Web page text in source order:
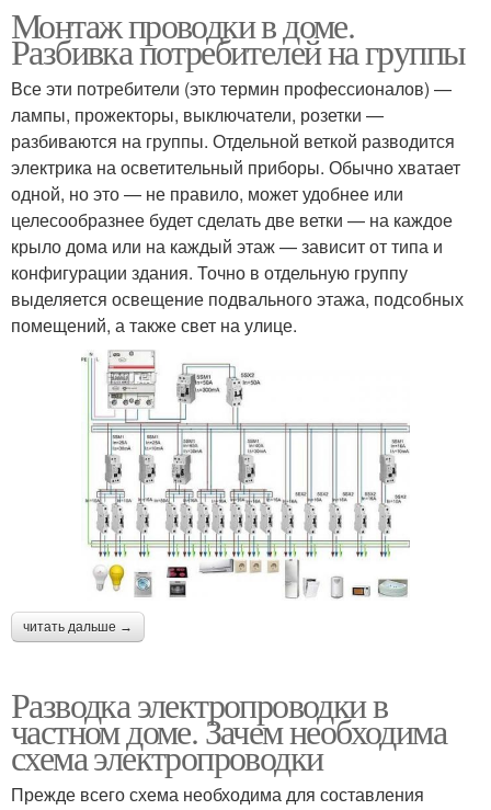
Монтаж проводки в доме.
Разбивка потребителей на группы
Все эти потребители (это термин профессионалов) —
лампы, прожекторы, выключатели, розетки —
разбиваются на группы. Отдельной веткой разводится
электрика на осветительный приборы. Обычно хватает
одной, но это — не правило, может удобнее или
целесообразнее будет сделать две ветки — на каждое
крыло дома или на каждый этаж — зависит от типа и
конфигурации здания. Точно в отдельную группу
выделяется освещение подвального этажа, подсобных
помещений, а также свет на улице.
читать дальше →
Разводка электропроводки в
частном доме. Зачем необходима
схема электропроводки
Прежде всего схема необходима для составления